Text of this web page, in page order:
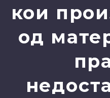
кои
од